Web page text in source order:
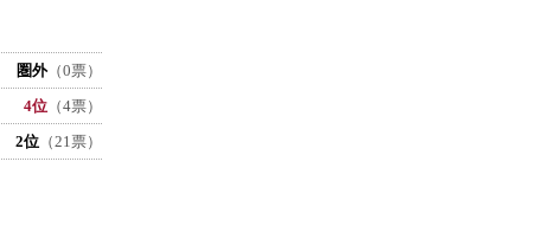
圏外（0票）
4位 （4票）
2位 （21票）